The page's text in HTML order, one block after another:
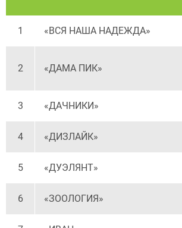
1 «ВСЯ НАША НАДЕЖДА»
2 «ДАМА ПИК»
3 «ДАЧНИКИ»
4 «ДИЗЛАЙК»
5 «ДУЭЛЯНТ»
6 «ЗООЛОГИЯ»